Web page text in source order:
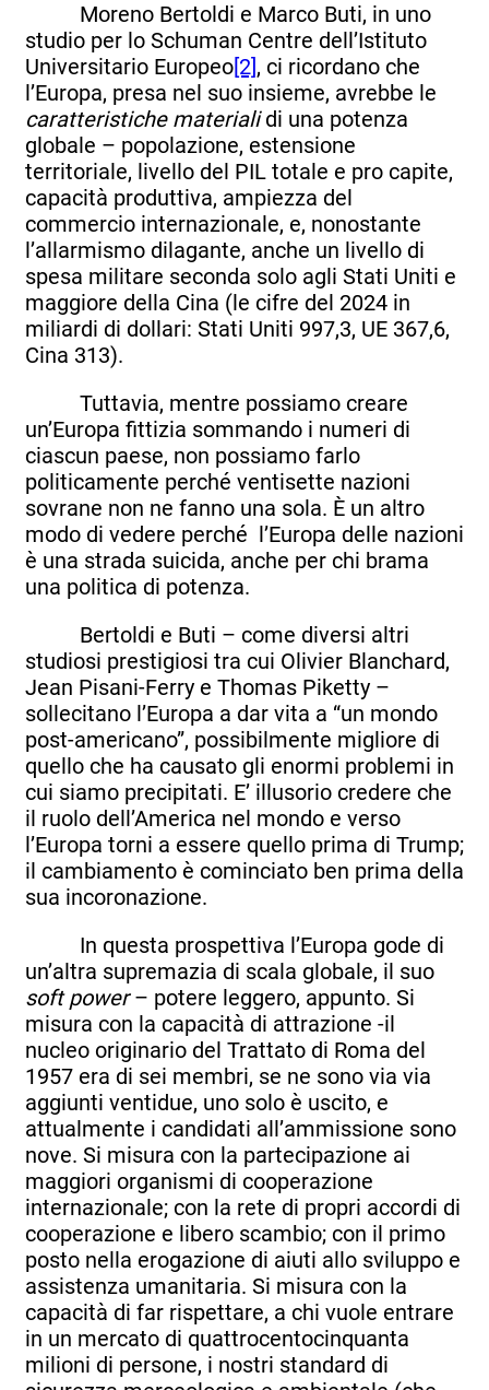
Moreno Bertoldi e Marco Buti, in uno
studio per lo Schuman Centre dell’Istituto
Universitario Europeo[2], ci ricordano che
l’Europa, presa nel suo insieme, avrebbe le
caratteristiche materialidi una potenza
globale – popolazione, estensione
territoriale, livello del PIL totale e pro capite,
capacità produttiva, ampiezza del
commercio internazionale, e, nonostante
l’allarmismo dilagante, anche un livello di
spesa militare seconda solo agli Stati Uniti e
maggiore della Cina (le cifre del 2024 in
miliardi di dollari: Stati Uniti 997,3, UE 367,6,
Cina 313).
Tuttavia, mentre possiamo creare
un’Europa fittizia sommando i numeri di
ciascun paese, non possiamo farlo
politicamente perché ventisette nazioni
sovrane non ne fanno una sola. È un altro
modo di vedere perché l’Europa delle nazioni
è una strada suicida, anche per chi brama
una politica di potenza.
Bertoldi e Buti – come diversi altri
studiosi prestigiosi tra cui Olivier Blanchard,
Jean Pisani-Ferry e Thomas Piketty –
sollecitano l’Europa a dar vita a “un mondo
post-americano”, possibilmente migliore di
quello che ha causato gli enormi problemi in
cui siamo precipitati. E’ illusorio credere che
il ruolo dell’America nel mondo e verso
l’Europa torni a essere quello prima di Trump;
il cambiamento è cominciato ben prima della
sua incoronazione.
In questa prospettiva l’Europa gode di
un’altra supremazia di scala globale, il suo
soft power– potere leggero, appunto. Si
misura con la capacità di attrazione -il
nucleo originario del Trattato di Roma del
1957 era di sei membri, se ne sono via via
aggiunti ventidue, uno solo è uscito, e
attualmente i candidati all’ammissione sono
nove. Si misura con la partecipazione ai
maggiori organismi di cooperazione
internazionale; con la rete di propri accordi di
cooperazione e libero scambio; con il primo
posto nella erogazione di aiuti allo sviluppo e
assistenza umanitaria. Si misura con la
capacità di far rispettare, a chi vuole entrare
in un mercato di quattrocentocinquanta
milioni di persone, i nostri standard di